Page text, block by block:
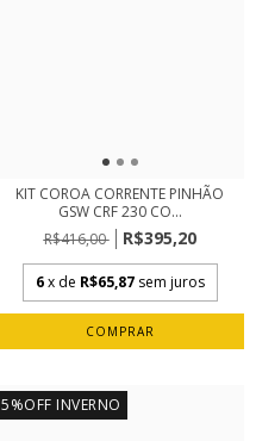
KIT COROA CORRENTE PINHÃO
GSW CRF 230 CO...
R$416,00
R$395,20
6 x de R$65,87 sem juros
5%OFF INVERNO